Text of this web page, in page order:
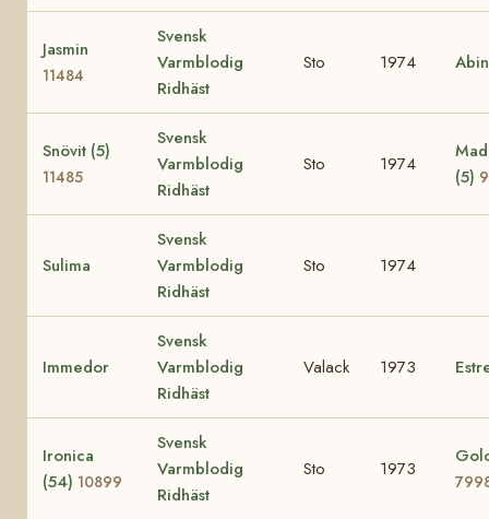
Jasmin
11484
Svensk
Varmblodig
Ridhäst
Sto 1974
Snövit (5)
11485
Svensk
Varmblodig
Ridhäst
Sto 1974
(5)
Sulima
Svensk
Varmblodig
Ridhäst
Sto 1974
Immedor
Svensk
Varmblodig
Ridhäst
Valack 1973
Ironica
(54) 10899
Svensk
Varmblodig
Ridhäst
Sto 1973